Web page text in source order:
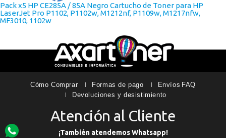
Pack x5 HP CE285A / 85A Negro Cartucho de Toner para HP
LaserJet Pro P1102, P1102w, M1212nf, P1109w, M1217nfw,
MF3010, 1102w
Cómo Comprar Formas de pago Envíos FAQ
Devoluciones y desistimiento
Atención al Cliente
¡También atendemos Whatsapp!